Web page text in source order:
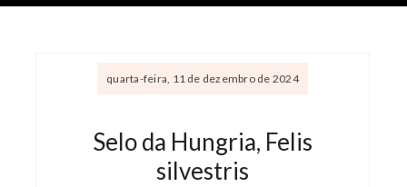
quarta-feira, 11 de dezembro de 2024
Selo da Hungria, Felis
silvestris